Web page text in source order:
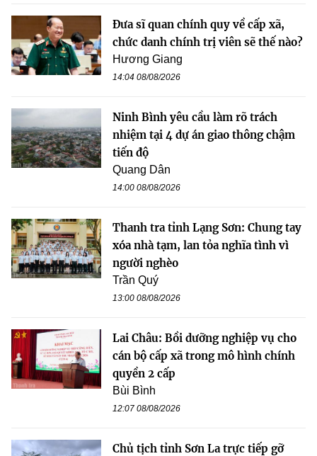
Đưa sĩ quan chính quy về cấp xã,
chức danh chính trị viên sẽ thế nào?
Hương Giang
14:04 08/08/2026
Ninh Bình yêu cầu làm rõ trách
nhiệm tại 4 dự án giao thông chậm
tiến độ
Quang Dân
14:00 08/08/2026
Thanh tra tỉnh Lạng Sơn: Chung tay
xóa nhà tạm, lan tỏa nghĩa tình vì
người nghèo
Trần Quý
13:00 08/08/2026
Lai Châu: Bồi dưỡng nghiệp vụ cho
cán bộ cấp xã trong mô hình chính
quyền 2 cấp
Bùi Bình
12:07 08/08/2026
Chủ tịch tỉnh Sơn La trực tiếp gỡ